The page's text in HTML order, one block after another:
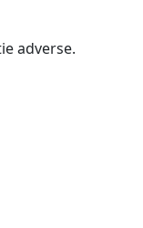
adverse.